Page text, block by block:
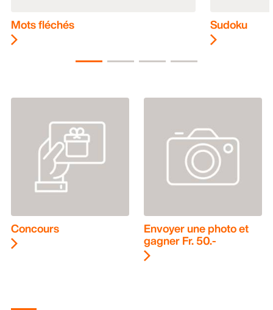
Mots fléchés Sudoku
Concours Envoyer une photo et
gagner Fr. 50.-